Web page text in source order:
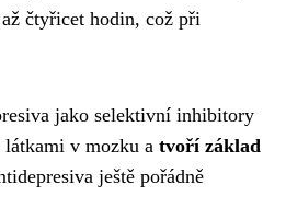
čtyřicet hodin, což při
jako selektivní inhibitory
v mozku a tvoří základ
ještě pořádně